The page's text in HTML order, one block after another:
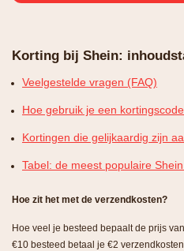
Korting bij Shein:
Veelgestelde vragen (FAQ)
Hoe gebruik je een
Kortingen die gelijkaardig zijn
Tabel: de meest populaire
Hoe zit het met de verzendkosten?
Hoe veel je besteed bepaalt de prijs
€10 besteed betaal je €2